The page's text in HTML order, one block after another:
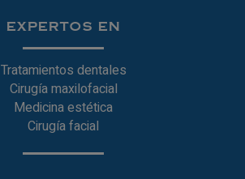
EXPERTOS EN
Tratamientos dentales
Cirugía maxilofacial
Medicina estética
Cirugía facial